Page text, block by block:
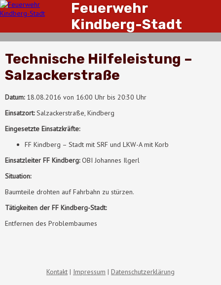
Feuerwehr
Kindberg-Stadt
Technische Hilfeleistung –
Salzackerstraße
Datum:18.08.2016 von 16:00 Uhr bis 20:30 Uhr
Einsatzort:Salzackerstraße, Kindberg
Eingesetzte Einsatzkräfte:
FF Kindberg – Stadt mit SRF und LKW-A mit Korb
Einsatzleiter FF Kindberg:OBI Johannes Ilgerl
Situation:
Baumteile drohten auf Fahrbahn zu stürzen.
Tätigkeiten der FF Kindberg-Stadt:
Entfernen des Problembaumes
Kontakt Impressum Datenschutzerklärung